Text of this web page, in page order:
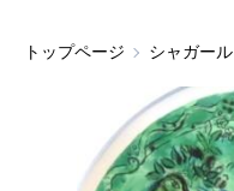
トップページ シャガール